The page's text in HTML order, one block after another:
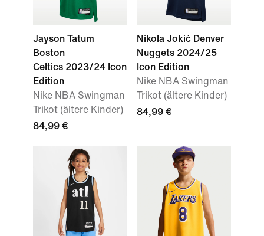
Jayson Tatum
Boston
Celtics 2023/24 Icon
Edition
Nike NBA Swingman
Trikot (ältere Kinder)
84,99 €
Nikola Jokić Denver
Nuggets 2024/25
Icon Edition
Nike NBA Swingman
Trikot (ältere Kinder)
84,99 €